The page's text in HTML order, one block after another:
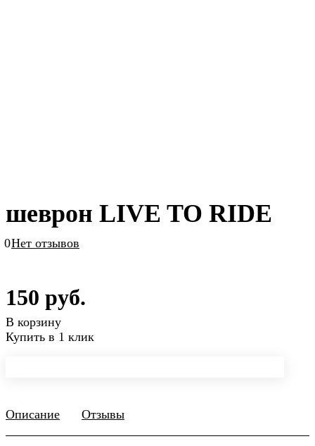
шеврон LIVE TO RIDE
0Нет отзывов
150 руб.
В корзину
Купить в 1 клик
Описание Отзывы